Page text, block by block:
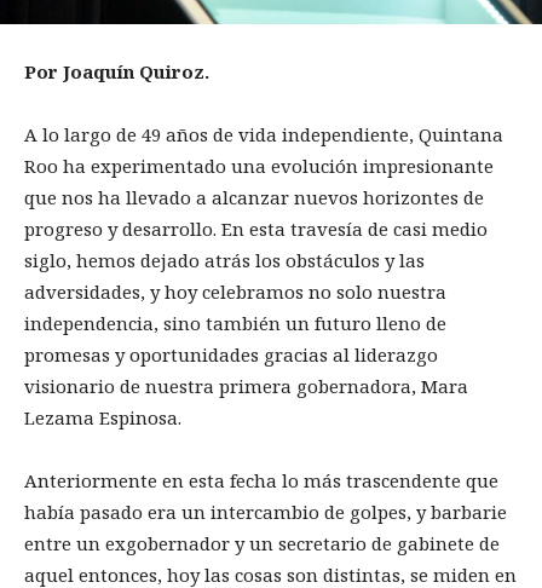
Por Joaquín Quiroz.
A lo largo de 49 años de vida independiente, Quintana
Roo ha experimentado una evolución impresionante
que nos ha llevado a alcanzar nuevos horizontes de
progreso y desarrollo. En esta travesía de casi medio
siglo, hemos dejado atrás los obstáculos y las
adversidades, y hoy celebramos no solo nuestra
independencia, sino también un futuro lleno de
promesas y oportunidades gracias al liderazgo
visionario de nuestra primera gobernadora, Mara
Lezama Espinosa.
Anteriormente en esta fecha lo más trascendente que
había pasado era un intercambio de golpes, y barbarie
entre un exgobernador y un secretario de gabinete de
aquel entonces, hoy las cosas son distintas, se miden en